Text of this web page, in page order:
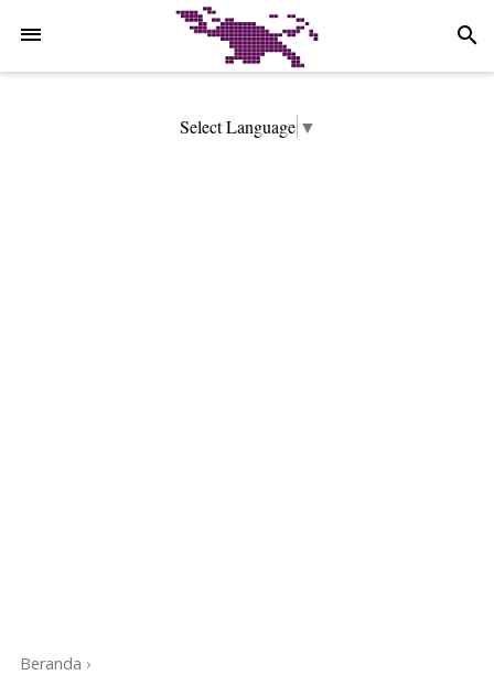
search
Select Language ▼
Beranda ›